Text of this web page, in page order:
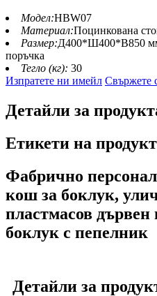
Модел:HBW07
Материал:Поцинкована
Размер:Д400*Ш400*В850
поръчка
Тегло (кг): 30
Изпратете ни имейл Свържете
Детайли за
Етикети на
Фабрично
кош за боклук,
пластмасов
боклук с пепелник
Детайли за